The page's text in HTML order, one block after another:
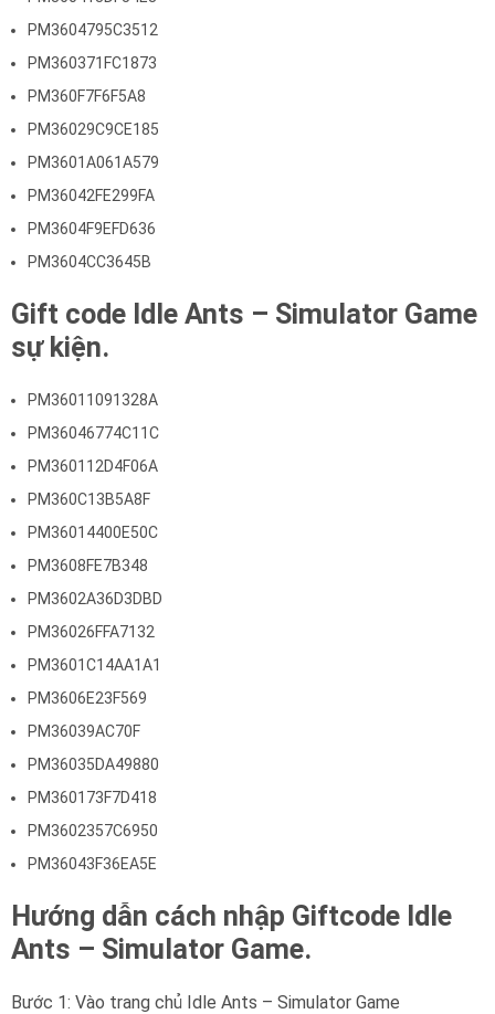
PM3604795C3512
PM360371FC1873
PM360F7F6F5A8
PM36029C9CE185
PM3601A061A579
PM36042FE299FA
PM3604F9EFD636
PM3604CC3645B
Gift code Idle Ants – Simulator Game
sự kiện.
PM36011091328A
PM36046774C11C
PM360112D4F06A
PM360C13B5A8F
PM36014400E50C
PM3608FE7B348
PM3602A36D3DBD
PM36026FFA7132
PM3601C14AA1A1
PM3606E23F569
PM36039AC70F
PM36035DA49880
PM360173F7D418
PM3602357C6950
PM36043F36EA5E
Hướng dẫn cách nhập Giftcode Idle
Ants – Simulator Game.
Bước 1: Vào trang chủ Idle Ants – Simulator Game